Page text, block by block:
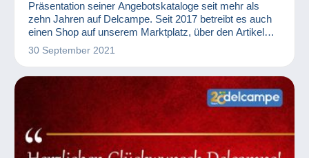
Präsentation seiner Angebotskataloge seit mehr als
zehn Jahren auf Delcampe. Seit 2017 betreibt es auch
einen Shop auf unserem Marktplatz, über den Artikel
rund um Philatelie und Postgeschichte sowie
verschiedene philatelistische Publikationen verkauft
30 September 2021